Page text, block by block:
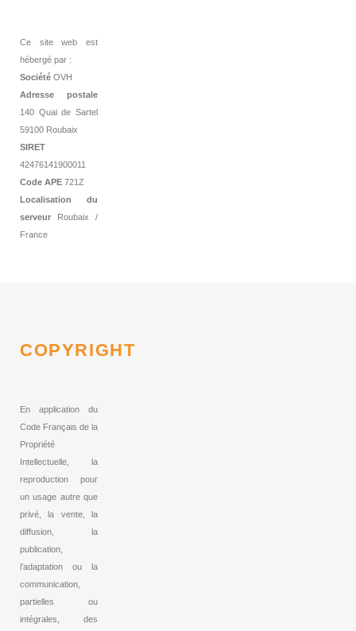
Ce site web est
hébergé par :
Société OVH
Adresse postale
140 Quai de Sartel
59100 Roubaix
SIRET
42476141900011
Code APE 721Z
Localisation du
serveur Roubaix /
France
COPYRIGHT
En application du
Code Français de la
Propriété
Intellectuelle, la
reproduction pour
un usage autre que
privé, la vente, la
diffusion, la
publication,
l’adaptation ou la
communication,
partielles ou
intégrales, des